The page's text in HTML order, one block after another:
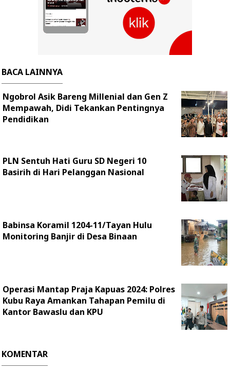
BACA LAINNYA
Ngobrol Asik Bareng Millenial dan Gen Z
Mempawah, Didi Tekankan Pentingnya
Pendidikan
PLN Sentuh Hati Guru SD Negeri 10
Basirih di Hari Pelanggan Nasional
Babinsa Koramil 1204-11/Tayan Hulu
Monitoring Banjir di Desa Binaan
Operasi Mantap Praja Kapuas 2024: Polres
Kubu Raya Amankan Tahapan Pemilu di
Kantor Bawaslu dan KPU
KOMENTAR